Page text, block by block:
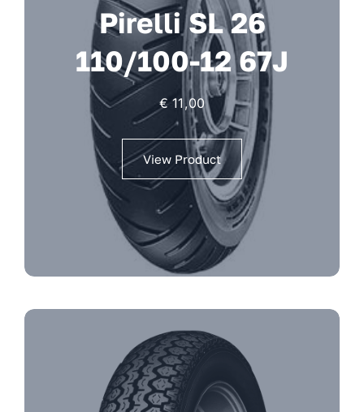
Pirelli SL 26
110/100-12 67J
€11,00
View Product